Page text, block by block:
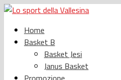
Home
Basket B
Basket Jesi
Janus Basket